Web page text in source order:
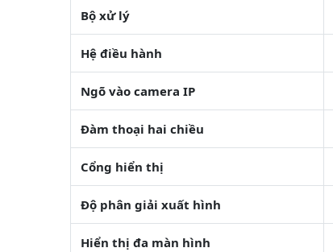
Bộ xử lý
Hệ điều hành
Ngõ vào camera IP
Đàm thoại hai chiều
Cổng hiển thị
Độ phân giải xuất hình
Hiển thị đa màn hình